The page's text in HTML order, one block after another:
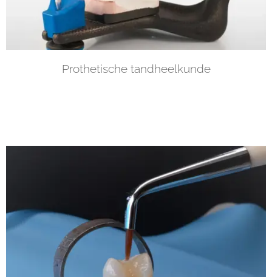
Prothetische tandheelkunde